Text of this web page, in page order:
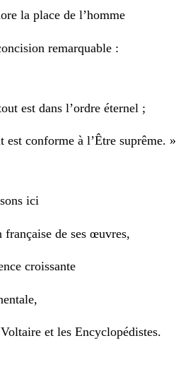
la place de l’homme
remarquable :
est dans l’ordre éternel ;
conforme à l’Être suprême. »
ici
de ses œuvres,
croissante
et les Encyclopédistes.